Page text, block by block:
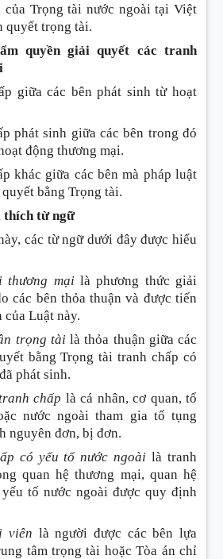
của Trọng tài nước ngoài tại Việt
quyết trọng tài.
quyền giải quyết các tranh
giữa các bên phát sinh từ hoạt
phát sinh giữa các bên trong đó
động thương mại.
khác giữa các bên mà pháp luật
bằng Trọng tài.
thích từ ngữ
các từ ngữ dưới đây được hiểu
thương mại là phương thức giải
các bên thỏa thuận và được tiến
Luật này.
trọng tài là thỏa thuận giữa các
bằng Trọng tài tranh chấp có
phát sinh.
chấp là cá nhân, cơ quan, tổ
nước ngoài tham gia tố tụng
nguyên đơn, bị đơn.
có yếu tố nước ngoài là tranh
quan hệ thương mại, quan hệ
tố nước ngoài được quy định
viên là người được các bên lựa
tâm trọng tài hoặc Tòa án chỉ